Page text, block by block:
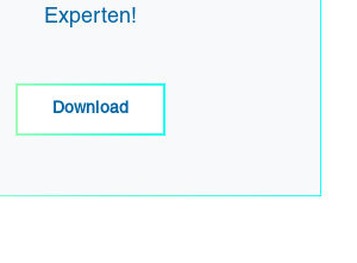
Experten!
Download